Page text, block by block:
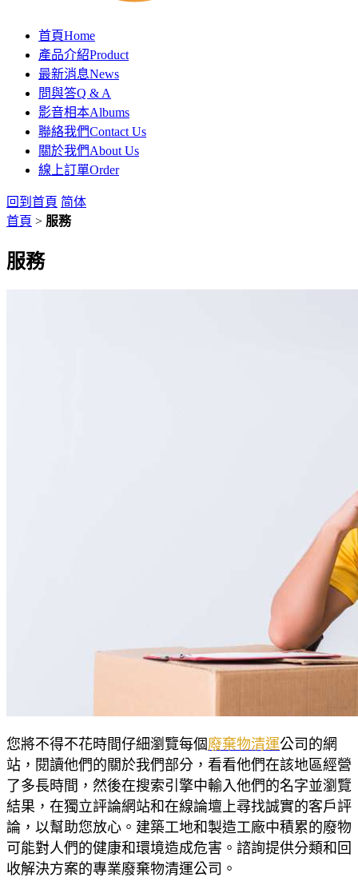
首頁Home
產品介紹Product
最新消息News
問與答Q & A
影音相本Albums
聯絡我們Contact Us
關於我們About Us
線上訂單Order
回到首頁 简体
首頁 > 服務
服務
您將不得不花時間仔細瀏覽每個廢棄物清運公司的網
站，閱讀他們的關於我們部分，看看他們在該地區經營
了多長時間，然後在搜索引擎中輸入他們的名字並瀏覽
結果，在獨立評論網站和在線論壇上尋找誠實的客戶評
論，以幫助您放心。建築工地和製造工廠中積累的廢物
可能對人們的健康和環境造成危害。諮詢提供分類和回
收解決方案的專業廢棄物清運公司。